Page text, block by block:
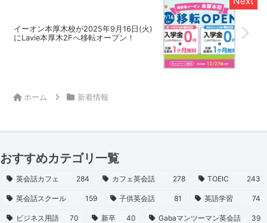
イーオン本厚木校が2025年9月16日(火)
にLavie本厚木2Fへ移転オープン！
ホーム 新着情報
おすすめカテゴリ一覧
英会話カフェ 284 カフェ英会話 278 TOEIC 243
英会話スクール 159 子供英会話 81 英語学習 74
ビジネス用語 70 新卒 40 Gabaマンツーマン英会話 39